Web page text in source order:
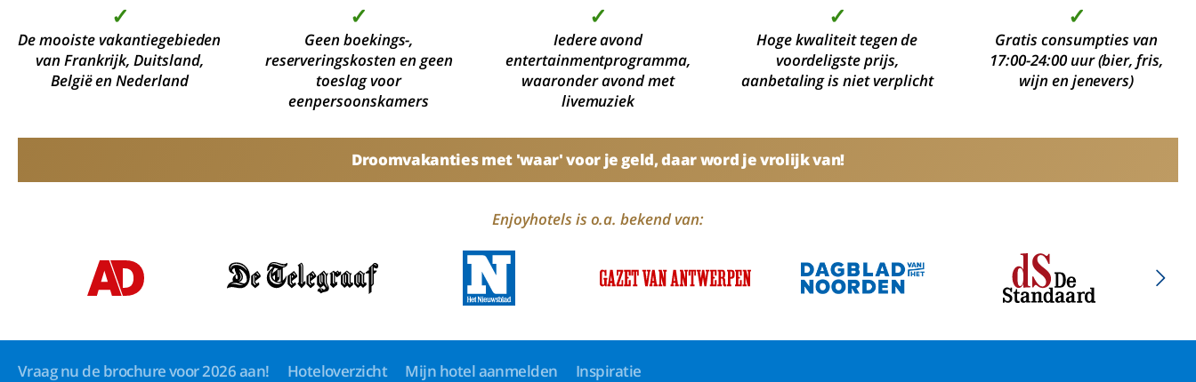
✓
De mooiste vakantiegebieden
van Frankrijk, Duitsland,
België en Nederland
✓
Geen boekings-,
reserveringskosten en geen
toeslag voor
eenpersoonskamers
✓
Iedere avond
entertainmentprogramma,
waaronder avond met
livemuziek
✓
Hoge kwaliteit tegen de
voordeligste prijs,
aanbetaling is niet verplicht
✓
Gratis consumpties van
17:00-24:00 uur (bier, fris,
wijn en jenevers)
Droomvakanties met 'waar' voor je geld, daar word je vrolijk van!
Enjoyhotels is o.a. bekend van:
Vraag nu de brochure voor 2026 aan! Hoteloverzicht Mijn hotel aanmelden Inspiratie